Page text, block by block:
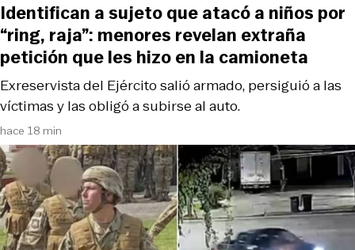
hace 18 min
Exreservista del Ejército salió armado, persiguió a las
víctimas y las obligó a subirse al auto.
Identifican a sujeto que atacó a niños por
“ring, raja”: menores revelan extraña
petición que les hizo en la camioneta